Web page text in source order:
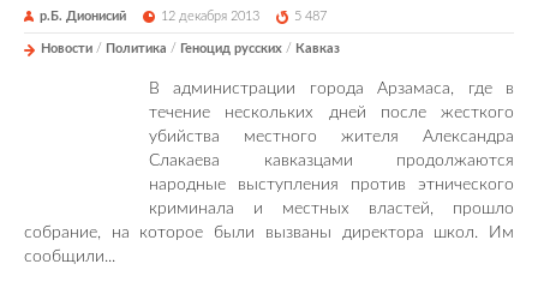
р.Б. Дионисий 12 декабря 2013 5 487
Новости / Политика / Геноцид русских / Кавказ
В администрации города Арзамаса, где в
течение нескольких дней после жесткого
убийства местного жителя Александра
Слакаева кавказцами продолжаются
народные выступления против этнического
криминала и местных властей, прошло
собрание, на которое были вызваны директора школ. Им
сообщили...